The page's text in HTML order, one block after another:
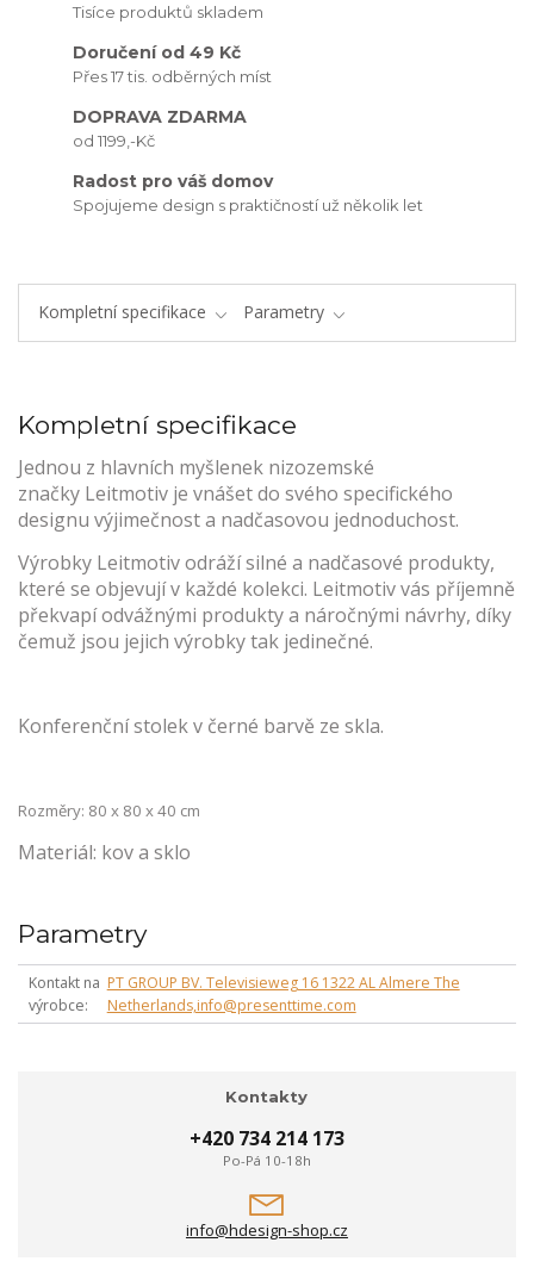
Tisíce produktů skladem
Doručení od 49 Kč
Přes 17 tis. odběrných míst
DOPRAVA ZDARMA
od 1199,-Kč
Radost pro váš domov
Spojujeme design s praktičností už několik let
Kompletní specifikace Parametry
Kompletní specifikace
Jednou z hlavních myšlenek nizozemské
značky Leitmotiv je vnášet do svého specifického
designu výjimečnost a nadčasovou jednoduchost.
Výrobky Leitmotiv odráží silné a nadčasové produkty,
které se objevují v každé kolekci. Leitmotiv vás příjemně
překvapí odvážnými produkty a náročnými návrhy, díky
čemuž jsou jejich výrobky tak jedinečné.
Konferenční stolek v černé barvě ze skla.
Rozměry: 80 x 80 x 40 cm
Materiál: kov a sklo
Parametry
Kontakt na
výrobce
PT GROUP BV. Televisieweg 16 1322 AL Almere The
Netherlands,info@presenttime.com
Kontakty
+420 734 214 173
Po-Pá 10-18h
info@hdesign-shop.cz